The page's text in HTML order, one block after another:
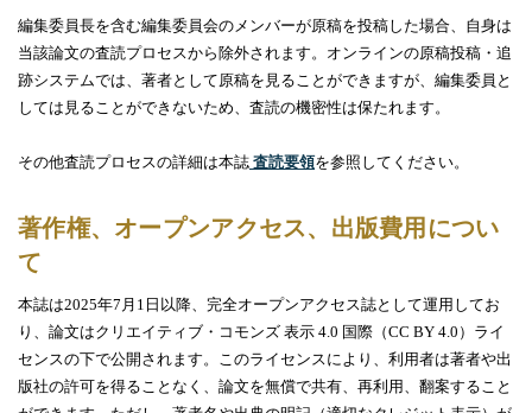
編集委員長を含む編集委員会のメンバーが原稿を投稿した場合、自身は
当該論文の査読プロセスから除外されます。オンラインの原稿投稿・追
跡システムでは、著者として原稿を見ることができますが、編集委員と
しては見ることができないため、査読の機密性は保たれます。
その他査読プロセスの詳細は本誌 査読要領を参照してください。
著作権、オープンアクセス、出版費用につい
て
本誌は2025年7 月 1 日以降、完全オープンアクセス誌として運用してお
り、論文はクリエイティブ・コモンズ 表示 4.0 国際（CC BY 4.0 ）ライ
センスの下で公開されます。このライセンスにより、利用者は著者や出
版社の許可を得ることなく、論文を無償で共有、再利用、翻案すること